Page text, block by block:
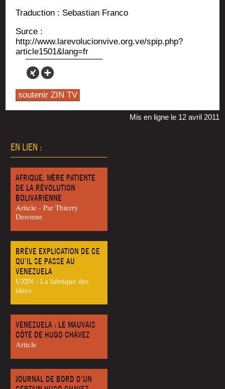
EN LIEN :
AFRIQUE, MÈRE PATIENTE
DE LA RÉVOLUTION
BOLIVARIENNE
Article - Par Thier­ry
Deronne
BRÈVE EXPLICATION DE CE
QU’IL SE PASSE AU
VENEZUELA
UZIN - La fabrique des
idées
VENEZUELA : LE MAUVAIS
CÔTÉ DE HUGO CHÁVEZ
Article
JOURNAL DE BORD D’UN
Tra­duc­tion : Sebas­tian Franco
Surce :
http://www.larevolucionvive.org.ve/spip.php?
article1501&lang=fr
soutenir ZIN TV
Mis en ligne le 12 avril 2011